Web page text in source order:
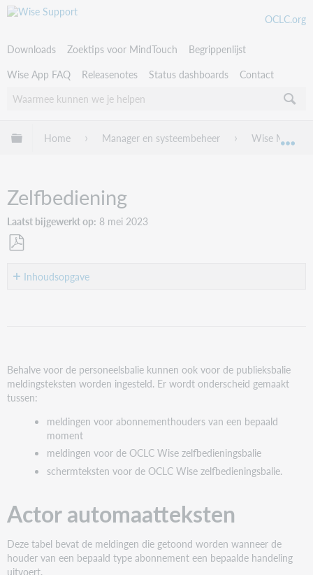
OCLC.org
Downloads Zoektips voor MindTouch
Begrippenlijst
Wise App FAQ
Releasenotes Status dashboards Contact
Uitklappen/inklappen van globale hiërarchie
Home Manager en systeembeheer Wise Manager
Zelfbediening
Laatst bijgewerkt op 8 mei 2023
PDFInhoudsopgave
(WSM)
Systeemmeldingen
tabel
aanmaken
Inhoud
standaard
WSM-
bibliotheken
standaard
WSM-
Behalve voor de personeelsbalie kunnen ook voor de publieksbalie
meldingsteksten worden ingesteld. Er wordt onderscheid gemaakt
tussen:
meldingen voor abonnementhouders van een bepaald
moment
meldingen voor de OCLC Wise zelfbedieningsbalie
schermteksten voor de OCLC Wise zelfbedieningsbalie.
Actor automaatteksten
Deze tabel bevat de meldingen die getoond worden wanneer de
houder van een bepaald type abonnement een bepaalde handeling
uitvoert.